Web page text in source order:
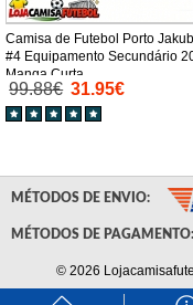
Camisa de Futebol Porto
#4 Equipamento Secundário
Manga Curta
99.88€ 31.95€
MÉTODOS DE ENVIO:
MÉTODOS DE PAGAMENTO:
© 2026